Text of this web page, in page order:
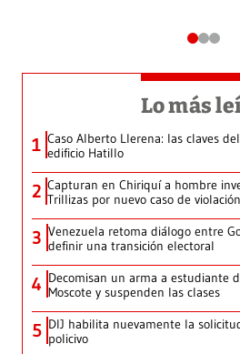
Lo más
1 Caso Alberto Llerena: las claves
edificio Hatillo
2 Capturan en Chiriquí a hombre
Trillizas por nuevo caso de
3 Venezuela retoma diálogo entre
definir una transición electoral
4 Decomisan un arma a estudiante
Moscote y suspenden las clases
5 DIJ habilita nuevamente la
policivo